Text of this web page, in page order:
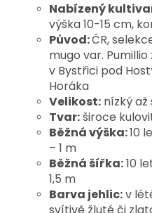
Nabízený
výška 10-15 cm,
Původ:ČR,
mugo var. Pumillio
v Bystřici pod
Horáka
Velikost: nízký
Tvar:široce
Běžná výška:10
– 1 m
Běžná šířka:10
1,5 m
Barva jehlic:v